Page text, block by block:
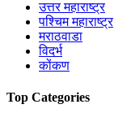
उत्तर महाराष्ट्र
पश्चिम महाराष्ट्र
मराठवाडा
विदर्भ
कोंकण
Top Categories